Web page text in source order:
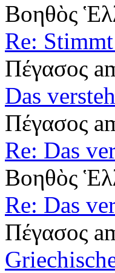
Βοηθὸς
Re:
Πέγασος
Das
Πέγασος
Re: Das
Βοηθὸς
Re: Das
Πέγασος